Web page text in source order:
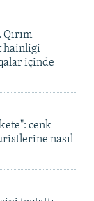
hainligi
içinde
cenk
nasıl